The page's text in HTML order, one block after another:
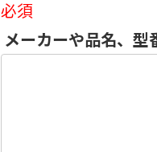
必須
メーカーや品名、型